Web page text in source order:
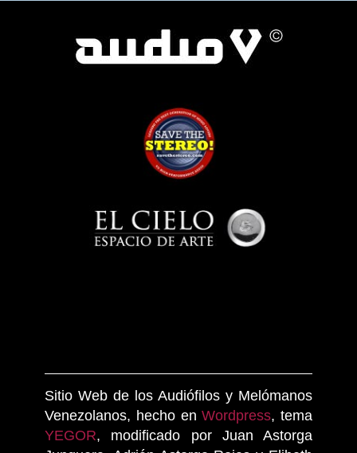
Sitio Web de los Audiófilos y Melómanos
Venezolanos, hecho enWordpress, tema
YEGOR, modificado por Juan Astorga